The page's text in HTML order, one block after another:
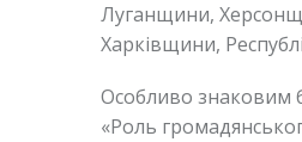
Луганщини,
Харківщини,
Особливо знаковим
«Роль